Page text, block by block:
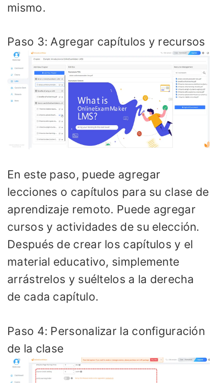
mismo.
Paso 3: Agregar capítulos y recursos
En este paso, puede agregar
lecciones o capítulos para su clase de
aprendizaje remoto. Puede agregar
cursos y actividades de su elección.
Después de crear los capítulos y el
material educativo, simplemente
arrástrelos y suéltelos a la derecha
de cada capítulo.
Paso 4: Personalizar la configuración
de la clase